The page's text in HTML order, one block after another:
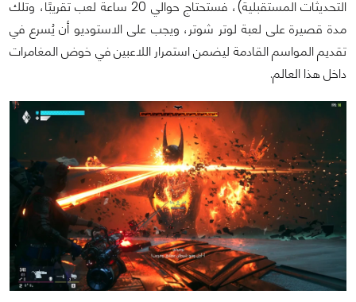
التحديثات المستقبلية)، فستحتاج حوالي 20 ساعة لعب تقريبًا، وتلك
مدة قصيرة على لعبة لوتر شوتر، ويجب على الاستوديو أن يُسرع في
تقديم المواسم القادمة ليضمن استمرار اللاعبين في خوض المغامرات
داخل هذا العالم.